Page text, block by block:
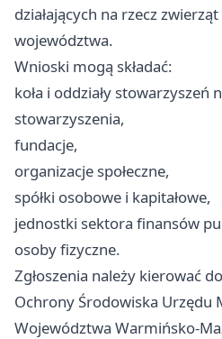
działających na rzecz
województwa.
Wnioski mogą składać:
koła i oddziały stowarzyszeń
stowarzyszenia,
fundacje,
organizacje społeczne,
spółki osobowe i kapitałowe,
jednostki sektora finansów
osoby fizyczne.
Zgłoszenia należy kierować
Ochrony Środowiska Urzędu
Województwa Warmińsko-